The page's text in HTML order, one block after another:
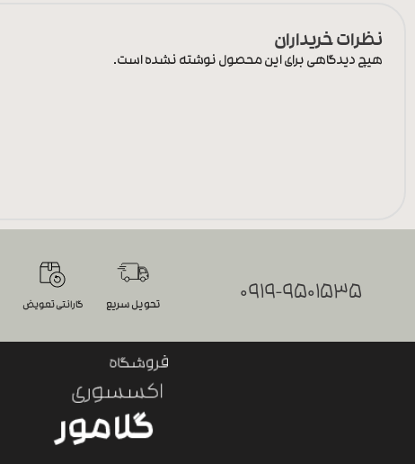
نظرات خریداران
هیچ دیدگاهی برای این محصول نوشته نشده است.
0919-9501535 تحویل سریع گارانتی تعویض